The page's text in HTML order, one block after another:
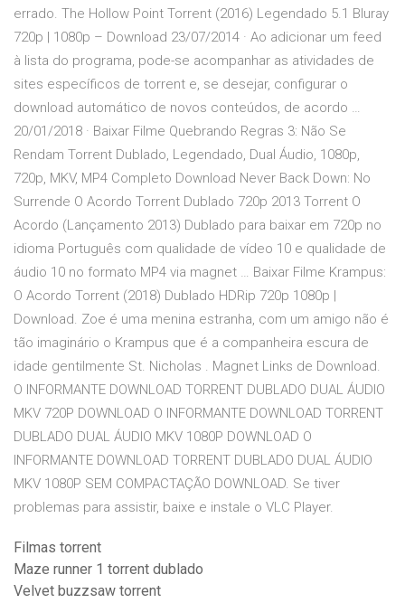
errado. The Hollow Point Torrent (2016) Legendado 5.1 Bluray
720p | 1080p – Download 23/07/2014 · Ao adicionar um feed
à lista do programa, pode-se acompanhar as atividades de
sites específicos de torrent e, se desejar, configurar o
download automático de novos conteúdos, de acordo …
20/01/2018 · Baixar Filme Quebrando Regras 3: Não Se
Rendam Torrent Dublado, Legendado, Dual Áudio, 1080p,
720p, MKV, MP4 Completo Download Never Back Down: No
Surrende O Acordo Torrent Dublado 720p 2013 Torrent O
Acordo (Lançamento 2013) Dublado para baixar em 720p no
idioma Português com qualidade de vídeo 10 e qualidade de
áudio 10 no formato MP4 via magnet … Baixar Filme Krampus:
O Acordo Torrent (2018) Dublado HDRip 720p 1080p |
Download. Zoe é uma menina estranha, com um amigo não é
tão imaginário o Krampus que é a companheira escura de
idade gentilmente St. Nicholas . Magnet Links de Download.
O INFORMANTE DOWNLOAD TORRENT DUBLADO DUAL ÁUDIO
MKV 720P DOWNLOAD O INFORMANTE DOWNLOAD TORRENT
DUBLADO DUAL ÁUDIO MKV 1080P DOWNLOAD O
INFORMANTE DOWNLOAD TORRENT DUBLADO DUAL ÁUDIO
MKV 1080P SEM COMPACTAÇÃO DOWNLOAD. Se tiver
problemas para assistir, baixe e instale o VLC Player.
Filmas torrent
Maze runner 1 torrent dublado
Velvet buzzsaw torrent